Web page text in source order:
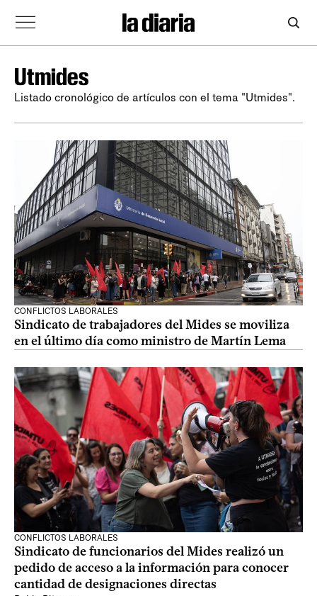
Utmides
Listado cronológico de artículos con el tema "Utmides".
CONFLICTOS LABORALES
Sindicato de trabajadores del Mides se moviliza
en el último día como ministro de Martín Lema
CONFLICTOS LABORALES
Sindicato de funcionarios del Mides realizó un
pedido de acceso a la información para conocer
cantidad de designaciones directas